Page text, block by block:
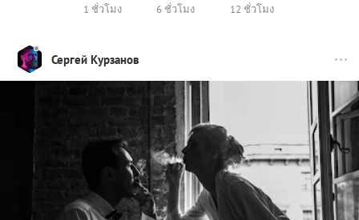
1 ชั่วโมง
6 ชั่วโมง
12 ชั่วโมง
Сергей Курзанов